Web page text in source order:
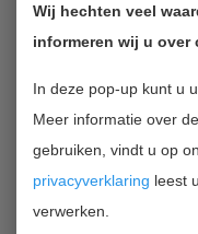
Wij hechten veel
informeren wij u over
In deze pop-up kunt u
Meer informatie over
gebruiken, vindt u op
privacyverklaring leest
verwerken.
VOOR HET
TERUG NAAR